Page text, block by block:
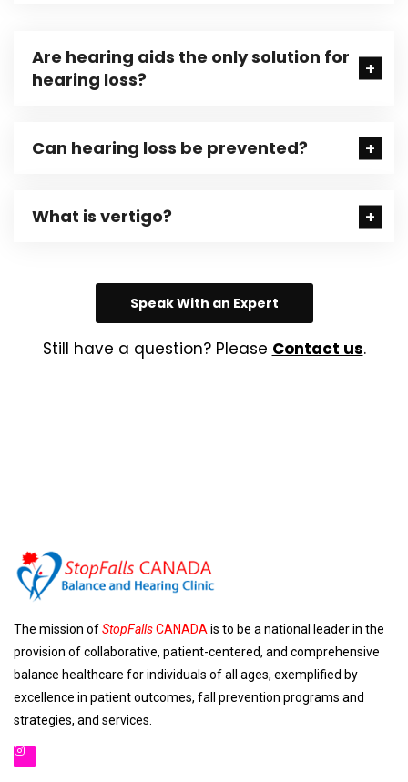
Are hearing aids the only solution for
hearing loss?
Can hearing loss be prevented?
What is vertigo?
Speak With an Expert
Still have a question? Please Contact us.
The mission ofStopFallsCANADA is to be a national leader in the
provision of collaborative, patient-centered, and comprehensive
balance healthcare for individuals of all ages, exemplified by
excellence in patient outcomes, fall prevention programs and
strategies, and services.